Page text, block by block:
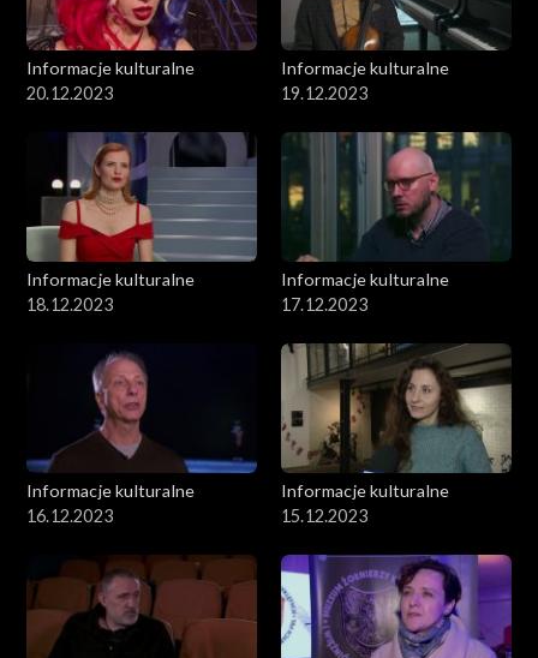
Informacje kulturalne
20.12.2023
Informacje kulturalne
19.12.2023
Informacje kulturalne
18.12.2023
Informacje kulturalne
17.12.2023
Informacje kulturalne
16.12.2023
Informacje kulturalne
15.12.2023